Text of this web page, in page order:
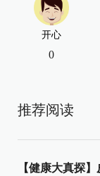
开心
0
推荐阅读
【健康大真探